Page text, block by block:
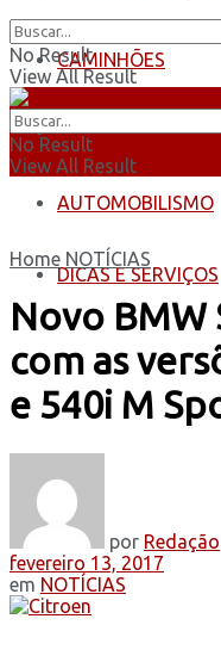
CAMINHÕES
ÔNIBUS
AUTOMOBILISMO
DICAS E SERVIÇOS
No Result
View All Result
No Result
View All Result
Home NOTÍCIAS
Novo BMW
com as
e 540i M
por Redação
fevereiro 13, 2017
em NOTÍCIAS